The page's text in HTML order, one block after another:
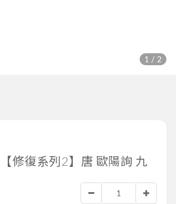
1 / 2
修復系列2】唐 歐陽詢 九